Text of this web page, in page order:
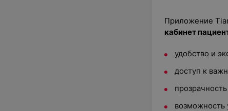
Приложение
кабинет
удобство и
доступ к
возможность